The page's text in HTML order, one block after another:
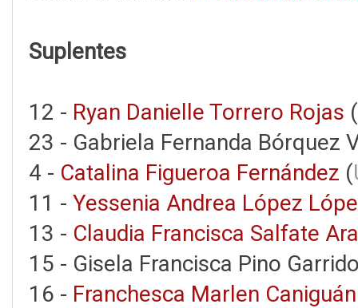
Suplentes
12 - Ryan Danielle Torrero Rojas (
23 - Gabriela Fernanda Bórquez
4 - Catalina Figueroa Fernández (
11 - Yessenia Andrea López
13 - Claudia Francisca Salfate
15 - Gisela Francisca Pino
16 - Franchesca Marlen